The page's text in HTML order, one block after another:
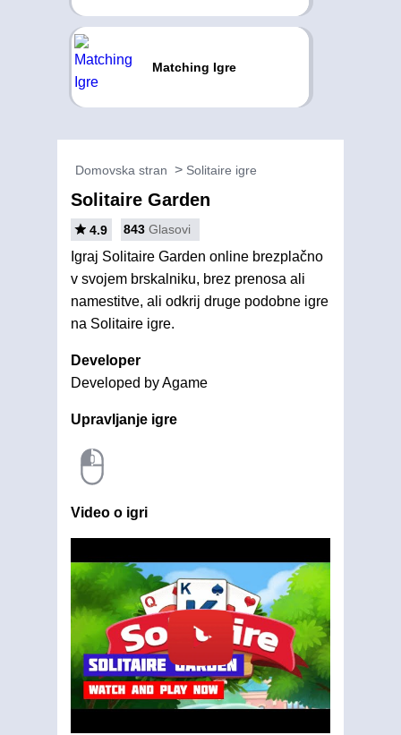
Matching Igre
Domovska stran Solitaire igre
Solitaire Garden
4.9 843 Glasovi
Igraj Solitaire Garden online brezplačno
v svojem brskalniku, brez prenosa ali
namestitve, ali odkrij druge podobne igre
na Solitaire igre.
Developer
Developed by Agame
Upravljanje igre
Video o igri